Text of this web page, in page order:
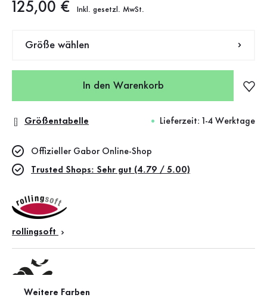
Neuer Preis
125,00 € Inkl. gesetzl. MwSt.
Größe wählen
In den Warenkorb
Größentabelle Lieferzeit: 1-4 Werktage
Weitere Farben
Offizieller Gabor Online-Shop
Trusted Shops: Sehr gut (4.79 / 5.00)
rollingsoft
Wechselfußbett